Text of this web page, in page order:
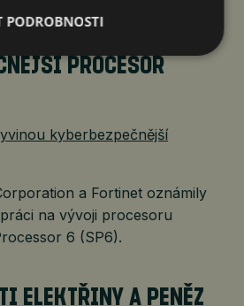
PROCESOR
a Fortinet oznámily
na vývoji procesoru
6 (SP6).
ELEKTŘINY A PENĚZ
PODROBNOSTI